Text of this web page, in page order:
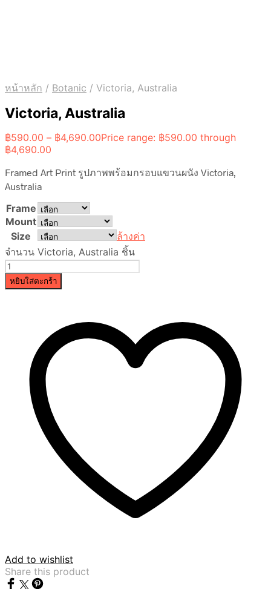
หน้าหลัก / Botanic / Victoria, Australia
Victoria, Australia
฿590.00 – ฿4,690.00Price range: ฿590.00 through
฿4,690.00
Framed Art Print รูปภาพพร้อมกรอบแขวนผนัง Victoria,
Australia
Frame
Mount
Size
ล้างค่า
จำนวน Victoria, Australia ชิ้น
หยิบใส่ตะกร้า
Add to wishlist
Share this product